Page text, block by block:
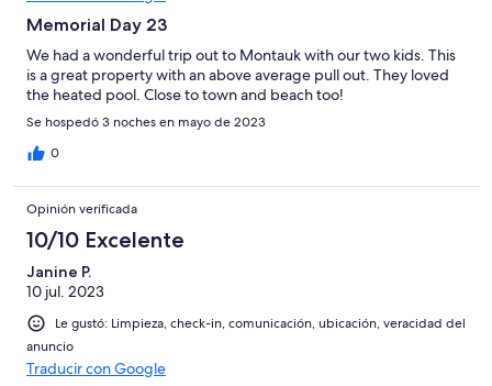
Memorial Day 23
We had a wonderful trip out to Montauk with our two kids. This
is a great property with an above average pull out. They loved
the heated pool. Close to town and beach too!
Se hospedó 3 noches en mayo de 2023
0
Opinión verificada
10/10 Excelente
Janine P.
10 jul. 2023
Le gustó: Limpieza, check-in, comunicación, ubicación, veracidad del
anuncio
Traducir con Google